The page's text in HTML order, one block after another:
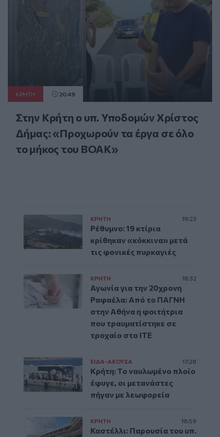
ΚΡΗΤΗ 20:49
Στην Κρήτη ο υπ. Υποδομών Χρίστος
Δήμας: «Προχωρούν τα έργα σε όλο
το μήκος του ΒΟΑΚ»
ΚΡΗΤΗ 19:23
Ρέθυμνο: 19 κτίρια
κρίθηκαν «κόκκινα» μετά
τις φονικές πυρκαγιές
ΚΡΗΤΗ 18:32
Αγωνία για την 20χρονη
Ραφαέλα: Από το ΠΑΓΝΗ
στην Αθήνα η φοιτήτρια
που τραυματίστηκε σε
τροχαίο στο ΙΤΕ
ΕΙΔΑ-ΑΚΟΥΣΑ 17:28
Κρήτη: Το ναυλωμένο πλοίο
έφυγε, οι μετανάστες
πήγαν με λεωφορεία
ΚΡΗΤΗ 18:59
Καστέλλι: Παρουσία του υπ.